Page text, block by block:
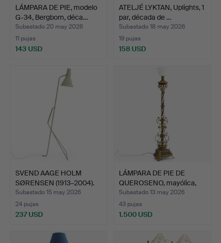
LÁMPARA DE PIE, modelo
G-34, Bergbom, déca…
Subastado 20 may 2026
11 pujas
143 USD
ATELJÉ LYKTAN, Uplights, 1
par, década de …
Subastado 18 may 2026
19 pujas
158 USD
SVEND AAGE HOLM
SØRENSEN (1913–2004).
Lámp…
Subastado 15 may 2026
24 pujas
237 USD
LÁMPARA DE PIE DE
QUEROSENO, mayólica,
alr…
Subastado 13 may 2026
43 pujas
1.500 USD